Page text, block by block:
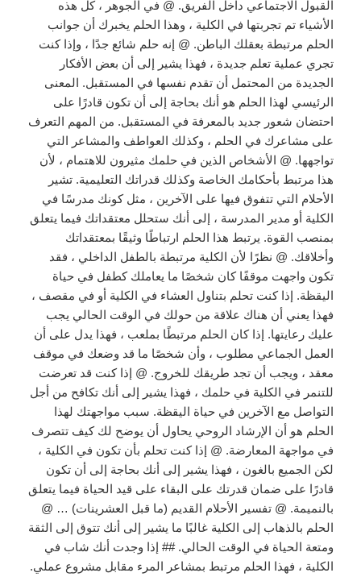
القبول الاجتماعي داخل الفريق. @ في الجوهر ، كل هذه
الأشياء تم تجربتها في الكلية ، وهذا الحلم يخبرك أن جوانب
الحلم مرتبطة بعقلك الباطن. @ إنه حلم شائع جدًا ، وإذا كنت
تجري عملية تعلم جديدة ، فهذا يشير إلى أن بعض الأفكار
الجديدة من المحتمل أن تقدم نفسها في المستقبل. المعنى
الرئيسي لهذا الحلم هو أنك بحاجة إلى أن تكون قادرًا على
احتضان شعور جديد بالمعرفة في المستقبل. من المهم التعرف
على مشاعرك في الحلم ، وكذلك العواطف والمشاعر التي
تواجهها. @ الأشخاص الذين في حلمك مثيرون للاهتمام ، لأن
هذا مرتبط بأحكامك الخاصة وكذلك قدراتك التعليمية. تشير
الأحلام التي تتفوق فيها على الآخرين ، مثل كونك مدرسًا في
الكلية أو مدير المدرسة ، إلى أنك ستحلل معتقداتك فيما يتعلق
بمنصب القوة. يرتبط هذا الحلم ارتباطًا وثيقًا بمعتقداتك
وأخلاقك. @ نظرًا لأن الكلية مرتبطة بالطفل الداخلي ، فقد
تكون واجهت موقفًا كان شخصًا ما يعاملك كطفل في حياة
اليقظة. إذا كنت تحلم بتناول العشاء في الكلية أو في مقصف ،
فهذا يعني أن هناك علاقة من حولك في الوقت الحالي يجب
عليك رعايتها. إذا كان الحلم مرتبطًا بملعب ، فهذا يدل على أن
العمل الجماعي مطلوب ، وأن شخصًا ما قد وضعك في موقف
معقد ، ويجب أن تجد طريقك للخروج. @ إذا كنت قد تعرضت
للتنمر في الكلية في حلمك ، فهذا يشير إلى أنك تكافح من أجل
التواصل مع الآخرين في حياة اليقظة. سبب مواجهتك لهذا
الحلم هو أن الإرشاد الروحي يحاول أن يوضح لك كيف تتصرف
في مواجهة المعارضة. @ إذا كنت تحلم بأن تكون في الكلية ،
لكن الجميع بالغون ، فهذا يشير إلى أنك بحاجة إلى أن تكون
قادرًا على ضمان قدرتك على البقاء على قيد الحياة فيما يتعلق
بالنميمة. @ تفسير الأحلام القديم (ما قبل العشرينات) … @
الحلم بالذهاب إلى الكلية غالبًا ما يشير إلى أنك تتوق إلى الثقة
ومتعة الحياة في الوقت الحالي. ## إذا وجدت أنك شاب في
الكلية ، فهذا الحلم مرتبط بمشاعر المرء مقابل مشروع عملي.